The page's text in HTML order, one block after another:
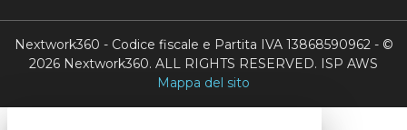
Nextwork360 - Codice fiscale e Partita IVA 13868590962 - ©
2026 Nextwork360. ALL RIGHTS RESERVED. ISP AWS
Mappa del sito